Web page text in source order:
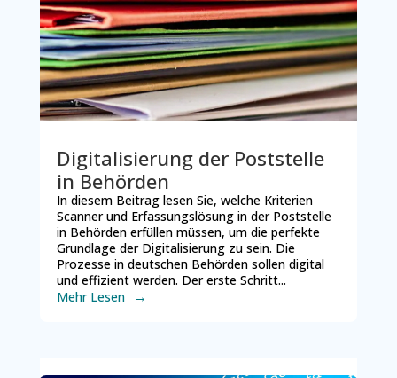
Digitalisierung der Poststelle
in Behörden
In diesem Beitrag lesen Sie, welche Kriterien
Scanner und Erfassungslösung in der Poststelle
in Behörden erfüllen müssen, um die perfekte
Grundlage der Digitalisierung zu sein. Die
Prozesse in deutschen Behörden sollen digital
und effizient werden. Der erste Schritt...
Mehr Lesen